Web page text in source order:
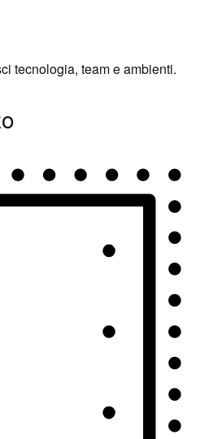
tecnologia, team e ambienti.